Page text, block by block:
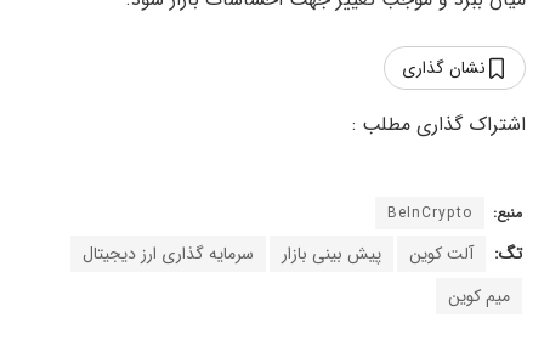
نشان گذاری
منبع: BeInCrypto
تگ: آلت کوین پیش بینی بازار
سرمایه گذاری ارز دیجیتال
میم کوین